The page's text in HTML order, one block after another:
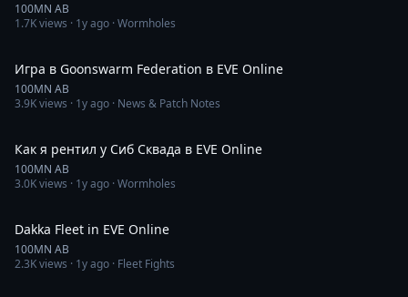
100MN AB
1.7Kviews · 1y ago · Wormholes
Игра в Goonswarm Federation в EVE Online
100MN AB
3.9Kviews · 1y ago · News & Patch Notes
Как я рентил у Сиб Сквада в EVE Online
100MN AB
3.0Kviews · 1y ago · Wormholes
Dakka Fleet in EVE Online
100MN AB
2.3Kviews · 1y ago · Fleet Fights